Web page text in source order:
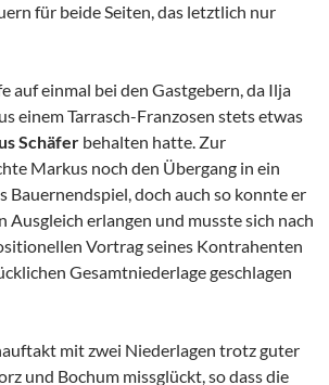
für beide Seiten, das letztlich nur
auf einmal bei den Gastgebern, da Ilja
einem Tarrasch-Franzosen stets etwas
Schäfer behalten hatte. Zur
Markus noch den Übergang in ein
Bauernendspiel, doch auch so konnte er
Ausgleich erlangen und musste sich nach
Vortrag seines Kontrahenten
Gesamtniederlage geschlagen
mit zwei Niederlagen trotz guter
und Bochum missglückt, so dass die